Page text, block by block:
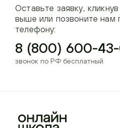
Оставьте заявку,
выше или позвоните нам
телефону:
8 (800) 600-
звонок по РФ бесплатный